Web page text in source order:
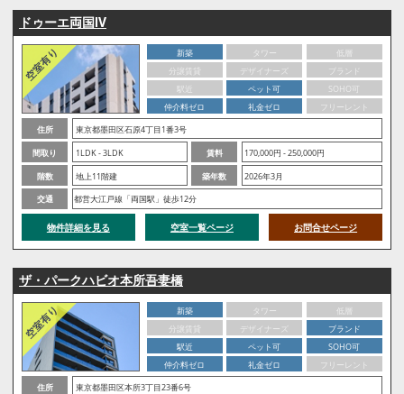
ドゥーエ両国Ⅳ
新築 タワー
低層
分譲賃貸
デザイナーズ
ブランド
駅近
ペット可
SOHO可
仲介料ゼロ
礼金ゼロ
フリーレント
住所
東京都墨田区石原4丁目1番3号
間取り
1LDK - 3LDK 賃料
170,000円 - 250,000円
階数
地上11階建 築年数
2026年3月
交通
都営大江戸線「両国駅」徒歩12分
物件詳細を見る 空室一覧ページ お問合せページ
ザ・パークハビオ本所吾妻橋
新築 タワー
低層
分譲賃貸
デザイナーズ
ブランド
駅近
ペット可
SOHO可
仲介料ゼロ
礼金ゼロ
フリーレント
住所
東京都墨田区本所3丁目23番6号